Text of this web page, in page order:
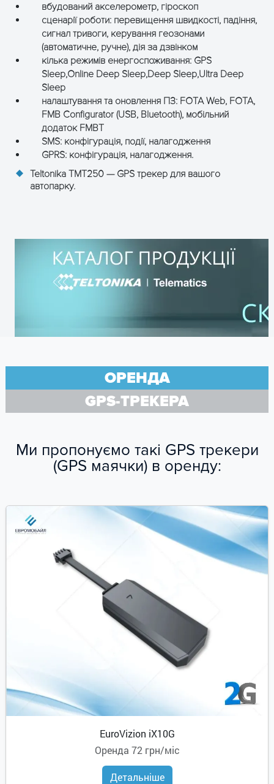
вбудований акселерометр, гіроскоп
сценарії роботи: перевищення швидкості, падіння,
сигнал тривоги, керування геозонами
(автоматичне, ручне), дія за дзвінком
кілька режимів енергоспоживання: GPS
Sleep,Online Deep Sleep,Deep Sleep,Ultra Deep
Sleep
налаштування та оновлення ПЗ: FOTA Web, FOTA,
FMB Configurator (USB, Bluetooth), мобільний
додаток FMBT
SMS: конфігурація, події, налагодження
GPRS: конфігурація, налагодження.
Teltonika TMT250 — GPS трекер для вашого
автопарку.
ОРЕНДА
GPS-ТРЕКЕРА
Ми пропонуємо такі GPS трекери
(GPS маячки) в оренду:
EuroVizion iX10G
Оренда 72 грн/міс
Детальніше